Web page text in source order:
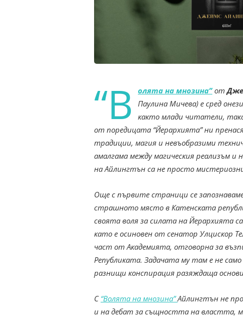
“В олята на мнозина”от
Паулина Мичева) е сред
както млади читатели,
от поредицата “Йерархията” ни
традиции, магия и невъобразими
амалгама между магическия реализъм
на Айлингтън са не просто
Още с първите страници се
страшното място в Катенската
своята воля за силата на Йерархията
като е осиновен от сенатор Улцискор
част от Академията, отговорна за
Републиката. Задачата му там е не
разнищи конспирация разяждаща
С “Волята на мнозина”Айлингтън не
и на дебат за същността на властта,